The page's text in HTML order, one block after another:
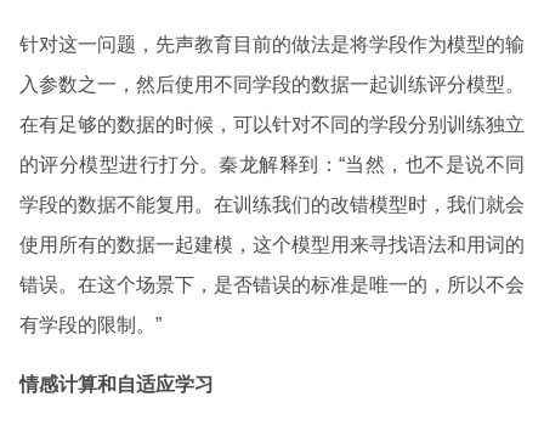
针对这一问题，先声教育目前的做法是将学段作为模型的输
入参数之一，然后使用不同学段的数据一起训练评分模型。
在有足够的数据的时候，可以针对不同的学段分别训练独立
的评分模型进行打分。秦龙解释到：“当然，也不是说不同
学段的数据不能复用。在训练我们的改错模型时，我们就会
使用所有的数据一起建模，这个模型用来寻找语法和用词的
错误。在这个场景下，是否错误的标准是唯一的，所以不会
有学段的限制。”
情感计算和自适应学习